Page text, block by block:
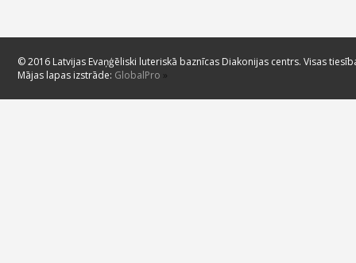
© 2016 Latvijas Evaņģēliski luteriskā baznīcas Diakonijas centrs. Visas
Mājas lapas izstrāde: GlobalPro »